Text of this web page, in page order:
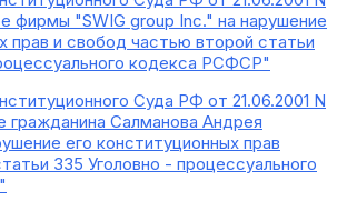
фирмы "SWIG group Inc." на нарушение
прав и свобод частью второй статьи
кодекса РСФСР"
Суда РФ от 21.06.2001 N
гражданина Салманова Андрея
его конституционных прав
335 Уголовно - процессуального